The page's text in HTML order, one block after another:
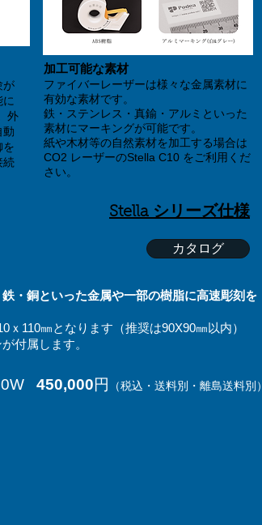
が
外
動
を
続
加工可能な素材
ファイバーレーザーは様々な金属素材に
有効な素材です。
鉄・ステンレス・真鍮・アルミといった
素材にマーキングが可能です。
紙や木材等の自然素材を加工する場合は
​CO2 レーザーのStella C10 をご利用くだ
さい。
Stella シリーズ仕様
カタログ
450,000円 （税込・送料別・離島送料別 ）
・銅といった金属や一部の樹脂に高速彫刻を
ｘ110㎜となります（推奨は90X90㎜以内）
付属します。